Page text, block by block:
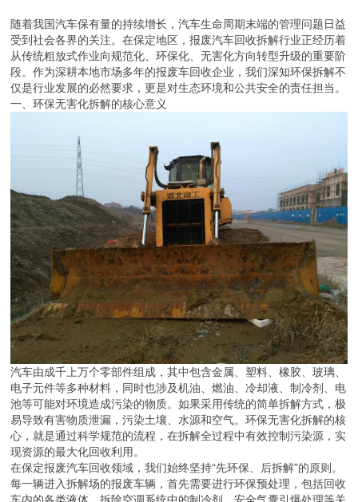
随着我国汽车保有量的持续增长，汽车生命周期末端的管理问题日益
受到社会各界的关注。在保定地区，报废汽车回收拆解行业正经历着
从传统粗放式作业向规范化、环保化、无害化方向转型升级的重要阶
段。作为深耕本地市场多年的报废车回收企业，我们深知环保拆解不
仅是行业发展的必然要求，更是对生态环境和公共安全的责任担当。
一、环保无害化拆解的核心意义
汽车由成千上万个零部件组成，其中包含金属、塑料、橡胶、玻璃、
电子元件等多种材料，同时也涉及机油、燃油、冷却液、制冷剂、电
池等可能对环境造成污染的物质。如果采用传统的简单拆解方式，极
易导致有害物质泄漏，污染土壤、水源和空气。环保无害化拆解的核
心，就是通过科学规范的流程，在拆解全过程中有效控制污染源，实
现资源的最大化回收利用。
在保定报废汽车回收领域，我们始终坚持“先环保、后拆解”的原则。
每一辆进入拆解场的报废车辆，首先需要进行环保预处理，包括回收